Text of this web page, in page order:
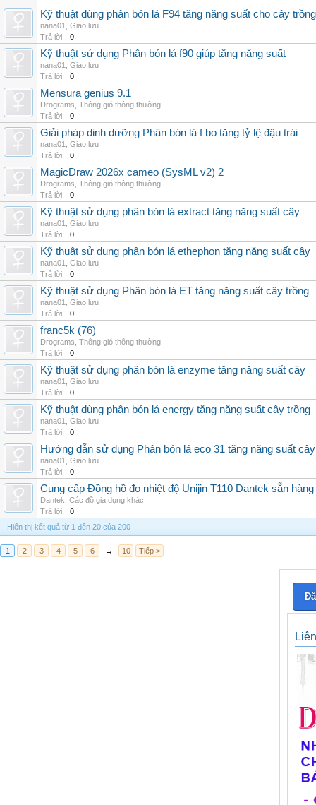
Kỹ thuật dùng phân bón lá F94 tăng năng suất cho cây trồng
nana01
Giao lưu
Trả lời:
0
Kỹ thuật sử dụng Phân bón lá f90 giúp tăng năng suất
nana01
Giao lưu
Trả lời:
0
Mensura genius 9.1
Drograms Thông gió thông thường
Trả lời:
0
Giải pháp dinh dưỡng Phân bón lá f bo tăng tỷ lệ đậu trái
nana01
Giao lưu
Trả lời:
0
MagicDraw 2026x cameo (SysML v2) 2
Drograms Thông gió thông thường
Trả lời:
0
Kỹ thuật sử dụng phân bón lá extract tăng năng suất cây
nana01
Giao lưu
Trả lời:
0
Kỹ thuật sử dụng phân bón lá ethephon tăng năng suất cây
nana01
Giao lưu
Trả lời:
0
Kỹ thuật sử dụng Phân bón lá ET tăng năng suất cây trồng
nana01
Giao lưu
Trả lời:
0
franc5k (76)
Drograms Thông gió thông thường
Trả lời:
0
Kỹ thuật sử dụng phân bón lá enzyme tăng năng suất cây
nana01
Giao lưu
Trả lời:
0
Kỹ thuật dùng phân bón lá energy tăng năng suất cây trồng
nana01
Giao lưu
Trả lời:
0
Hướng dẫn sử dụng Phân bón lá eco 31 tăng năng suất cây
nana01
Giao lưu
Trả lời:
0
Cung cấp Đồng hồ đo nhiệt độ Unijin T110 Dantek sẵn
Dantek Các đồ gia dụng khác
Trả lời:
0
Hiển thị kết quả từ 1 đến 20 của 200
1 2 3 4 5 6 → 10 Tiếp >